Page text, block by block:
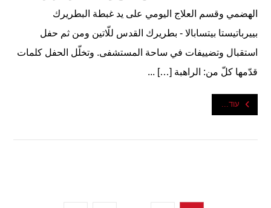
الهضمي وقسم العلاج اليومي على يد غبطة البطريرك
بييرباتيستا بيتسابالا - بطريرك القدس للّاتين ومن ثم حفل
استقبال وتضييفات في ساحة المستشفى. وتخلّل الحفل كلمات
قدّمها كلّ من: الراهبة […] ...
עוד...